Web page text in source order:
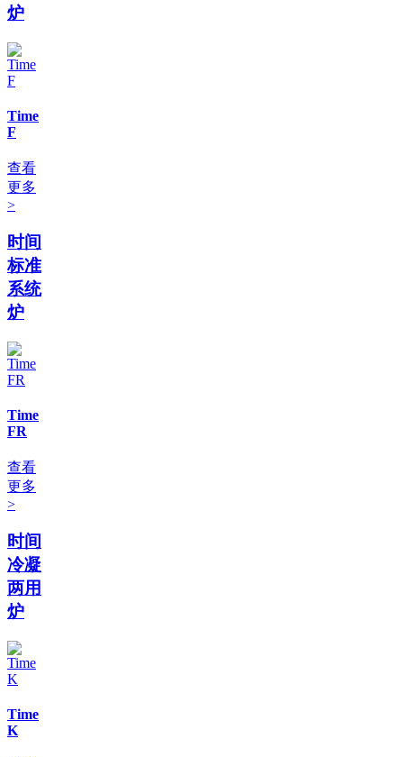
炉
Time
F
查看
更多
>
时间
标准
系统
炉
Time
FR
查看
更多
>
时间
冷凝
两用
炉
Time
K